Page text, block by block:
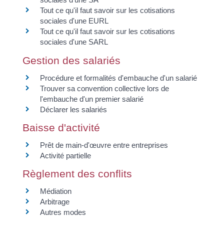
Tout ce qu'il faut savoir sur les cotisations
sociales d'une EURL
Tout ce qu'il faut savoir sur les cotisations
sociales d'une SARL
Gestion des salariés
Procédure et formalités d'embauche d'un salarié
Trouver sa convention collective lors de
l'embauche d'un premier salarié
Déclarer les salariés
Baisse d'activité
Prêt de main-d'œuvre entre entreprises
Activité partielle
Règlement des conflits
Médiation
Arbitrage
Autres modes